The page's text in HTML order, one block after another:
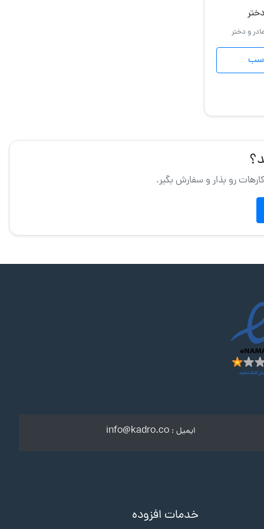
و دختر
رو بذار و سفارش بگیر.
ایمیل : info@kadro.co
خدمات افزوده